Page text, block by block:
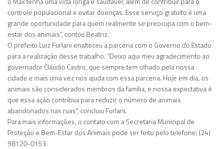
controle populacional e evitar doenças. Esse serviço gratuito é uma
grande oportunidade para quem realmente se preocupa com o bem-
estar dos animais”, contou Beatriz.
O prefeito Luiz Furlani enalteceu a parceria com o Governo do Estado
para a realização desse trabalho. “Deixo aqui meu agradecimento ao
governador Cláudio Castro, que sempre tem olhado pela nossa
cidade e mais uma vez nos ajuda com essa parceria. Hoje em dia, os
animais são considerados membros da família, e nossa expectativa é
que essa ação contribua para reduzir o número de animais
abandonados nas ruas", concluiu Furlani.
Para mais informações, o contato com a Secretaria Municipal de
Proteção e Bem-Estar dos Animais pode ser feito pelo telefone: (24)
98120-0153.